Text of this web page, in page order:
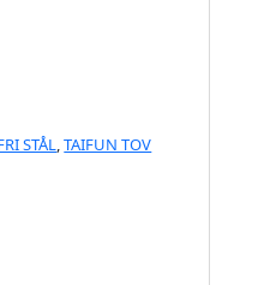
STÅL,TAIFUN TOV